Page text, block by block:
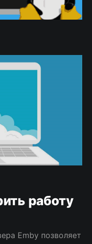
работу
Emby позволяет